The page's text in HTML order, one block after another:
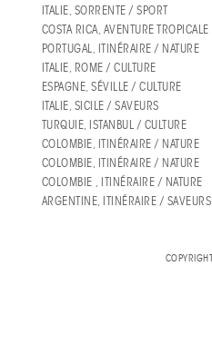
ITALIE, SORRENTE / SPORT
COSTA RICA, AVENTURE TROPICALE
PORTUGAL, ITINÉRAIRE / NATURE
ITALIE, ROME / CULTURE
ESPAGNE, SÉVILLE / CULTURE
ITALIE, SICILE / SAVEURS
TURQUIE, ISTANBUL / CULTURE
COLOMBIE, ITINÉRAIRE / NATURE
COLOMBIE, ITINÉRAIRE / NATURE
COLOMBIE , ITINÉRAIRE / NATURE
ARGENTINE, ITINÉRAIRE / SAVEURS